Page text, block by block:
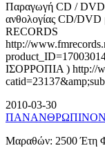
Παραγωγή CD /
ανθολογίας CD/
RECORDS
http://
ΙΣΟΡΡΟΠΙΑ ) http://
2010-03-30
Μαραθών: 2500 Έτη